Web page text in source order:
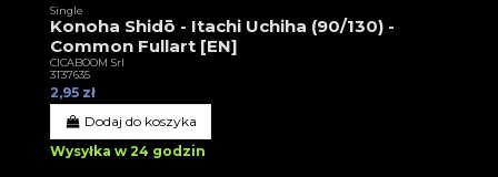
Single
Konoha Shidō - Itachi Uchiha (90/130) -
Common Fullart [EN]
CICABOOM Srl
3T37635
2,95 zł
Dodaj do koszyka
Wysyłka w 24 godzin